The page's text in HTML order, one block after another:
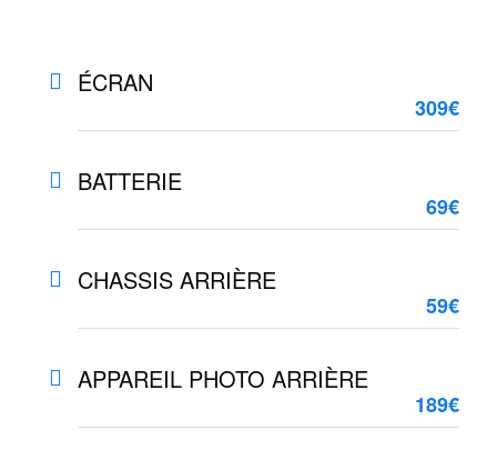
ÉCRAN
309€
BATTERIE
69€
CHASSIS ARRIÈRE
59€
APPAREIL PHOTO ARRIÈRE
189€